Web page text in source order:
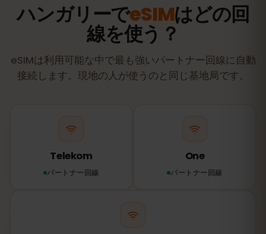
ハンガリーでeSIMはどの回
線を使う？
eSIMは利用可能な中で最も強いパートナー回線に自動
接続します。現地の人が使うのと同じ基地局です。
Telekom
パートナー回線
One
パートナー回線